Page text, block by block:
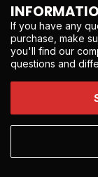
If you have any
purchase, make
you'll find our
questions and